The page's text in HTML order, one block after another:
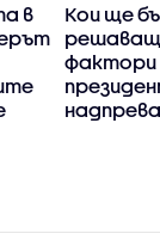
в
Кои ще
фактори